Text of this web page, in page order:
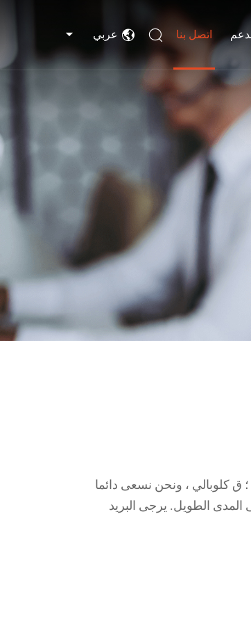
اتصل بنا عربي
إذا كنت مهتما بتوزيع منتجات جوسي& # 39 ؛ ق كلوبالي ، ونحن نسعى دائما
المدى الطويل. يرجى البريد